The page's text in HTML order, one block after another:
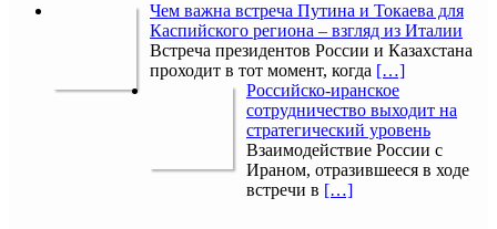
Чем важна встреча Путина и Токаева для
Каспийского региона – взгляд из Италии
Встреча президентов России и Казахстана
проходит в тот момент, когда […]
Российско-иранское
сотрудничество выходит на
стратегический уровень
Взаимодействие России с
Ираном, отразившееся в ходе
встречи в […]